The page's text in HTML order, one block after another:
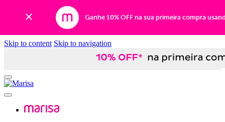
Ganhe 10% OFF na sua primeira compra
Skip to content Skip to navigation